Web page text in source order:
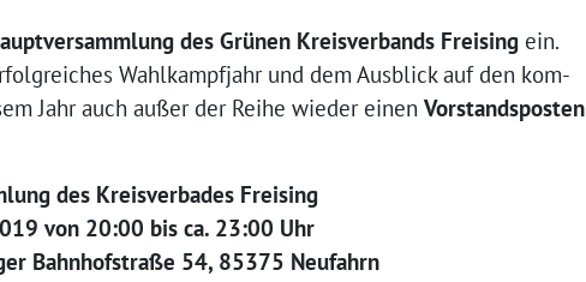
des Grü­nen Kreis­ver­bands Frei­sing ein.
Wahl­kampf­jahr und dem Aus­blick auf den kom­
Jahr auch außer der Rei­he wie­der einen Vor­stands­pos­ten
des Kreis­ver­ba­des Freising
von 20:00 bis ca. 23:00 Uhr
Bahn­hof­stra­ße 54, 85375 Neufahrn